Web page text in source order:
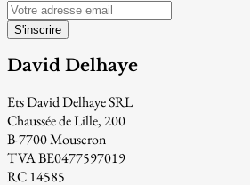
S'inscrire
David Delhaye
Ets David Delhaye SRL
Chaussée de Lille, 200
B-7700 Mouscron
TVA BE0477597019
RC 14585